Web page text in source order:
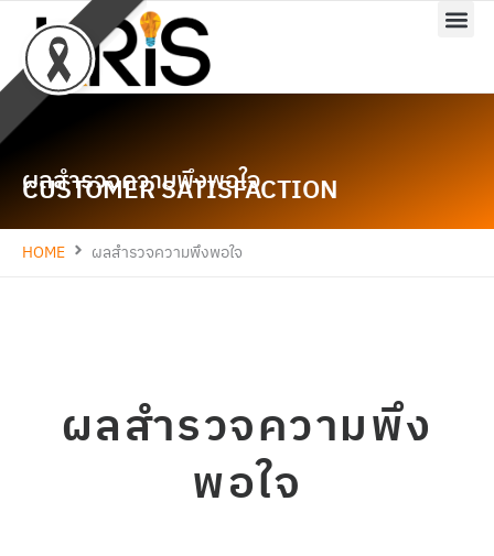
content
ผลสำรวจความพึงพอใจ
CUSTOMER SATISFACTION
HOME ผลสำรวจความพึงพอใจ
ผลสำรวจความพึง
พอใจ